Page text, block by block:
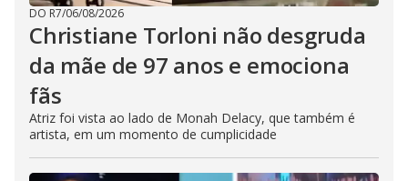
DO R7/06/08/2026
Christiane Torloni não desgruda
da mãe de 97 anos e emociona
fãs
Atriz foi vista ao lado de Monah Delacy, que também é
artista, em um momento de cumplicidade